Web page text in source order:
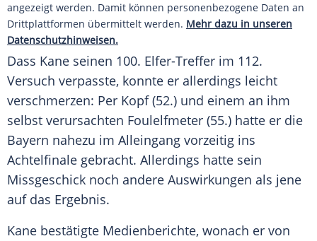
angezeigt werden. Damit können personenbezogene Daten an
Drittplattformen übermittelt werden. Mehr dazu in unseren
Datenschutzhinweisen.
Dass Kane seinen 100. Elfer-Treffer im 112.
Versuch verpasste, konnte er allerdings leicht
verschmerzen: Per Kopf (52.) und einem an ihm
selbst verursachten Foulelfmeter (55.) hatte er die
Bayern nahezu im Alleingang vorzeitig ins
Achtelfinale gebracht. Allerdings hatte sein
Missgeschick noch andere Auswirkungen als jene
auf das Ergebnis.
Kane bestätigte Medienberichte, wonach er von